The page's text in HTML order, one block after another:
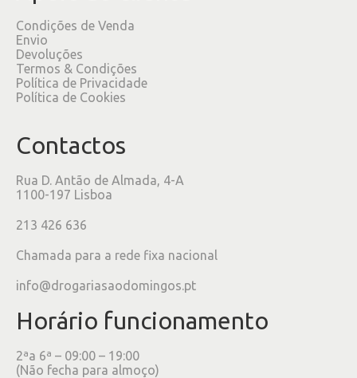
Condições de Venda
Envio
Devoluções
Termos & Condições
Política de Privacidade
Política de Cookies
Contactos
Rua D. Antão de Almada, 4-A
1100-197 Lisboa
213 426 636
Chamada para a rede fixa nacional
info@drogariasaodomingos.pt
Horário funcionamento
2ªa 6ª – 09:00 – 19:00
(Não fecha para almoço)